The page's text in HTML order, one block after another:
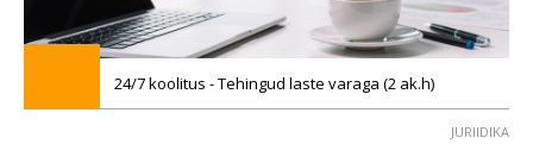
24/7 koolitus - Tehingud laste varaga (2 ak.h)
JURIIDIKA